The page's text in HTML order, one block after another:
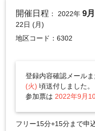
開催日程 ： 2022年 9
22日 (月)
地区コード：6302
登録内容確認メール
(火) 頃送付しました。
参加票は 2022年9月
フリー15分+15分まで申